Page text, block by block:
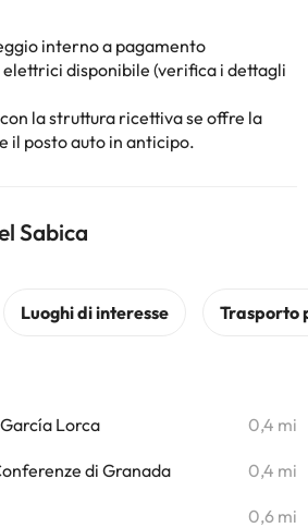
interno a pagamento
disponibile (verifica i dettagli
la struttura ricettiva se offre la
il posto auto in anticipo.
Sabica
Lorca 0,4 mi
di Granada 0,4 mi
0,6 mi